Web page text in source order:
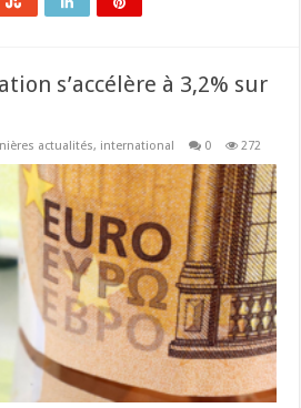
s’accélère à 3,2% sur
actualités, international 0 272